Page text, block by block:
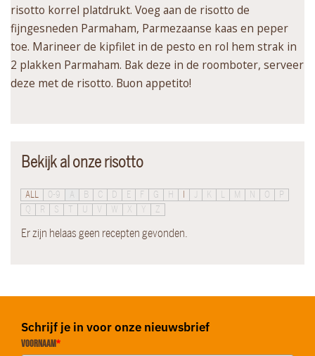
risotto korrel platdrukt. Voeg aan de risotto de
fijngesneden Parmaham, Parmezaanse kaas en peper
toe. Marineer de kipfilet in de pesto en rol hem strak in
2 plakken Parmaham. Bak deze in de roomboter, serveer
deze met de risotto. Buon appetito!
Bekijk al onze risotto
ALL 0-9 A B C D E F G H K M N O
P
Q
R S T U V X Y Z
Er zijn helaas geen recepten gevonden.
Schrijf je in voor onze nieuwsbrief
Voornaam*